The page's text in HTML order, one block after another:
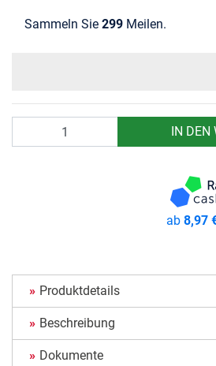
Sammeln Sie 299 Meilen.
IN
ab8,97
Produktdetails
Beschreibung
Dokumente